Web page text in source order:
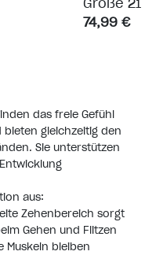
Größe
74,99 €
das freie Gefühl
gleichzeitig den
Sie unterstützen
aus:
Zehenbereich sorgt
Gehen und Flitzen
Muskeln bleiben